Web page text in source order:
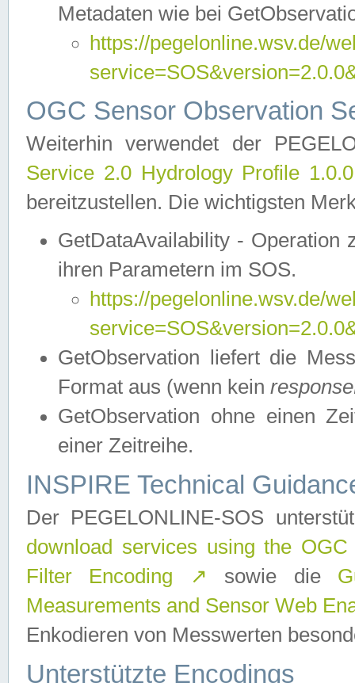
Metadaten wie bei
https://pegelonline.wsv.de/
OGC Sensor Observation
Weiterhin verwendet der
Service 2.0 Hydrology Profile
bereitzustellen. Die wichtigsten
GetDataAvailability - Operation
ihren Parametern im SOS.
https://pegelonline.wsv.de/
GetObservation liefert die
Format aus (wenn kein
GetObservation ohne einen
einer Zeitreihe.
INSPIRE Technical
Der PEGELONLINE-SOS
download services using the
Filter Encoding
↗ sowie die
Measurements and Sensor Web
Enkodieren von Messwerten
Unterstützte Encodings